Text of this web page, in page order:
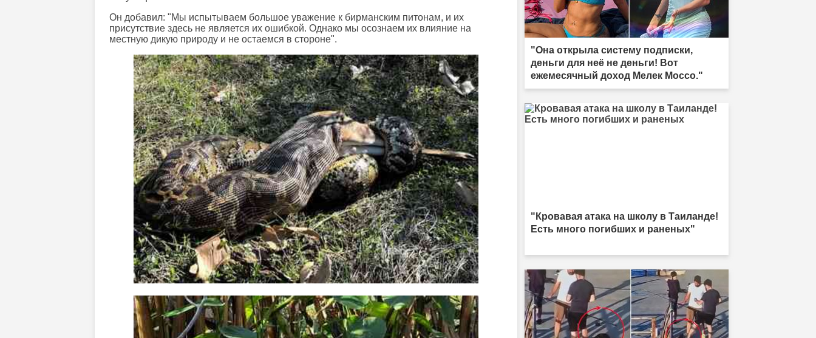
Он добавил: "Мы испытываем большое уважение к бирманским питонам, и их
присутствие здесь не является их ошибкой. Однако мы осознаем их влияние на
местную дикую природу и не остаемся в стороне".
"Она открыла систему подписки,
деньги для неё не деньги! Вот
ежемесячный доход Мелек Моссо."
"Кровавая атака на школу в Таиланде!
Есть много погибших и раненых"